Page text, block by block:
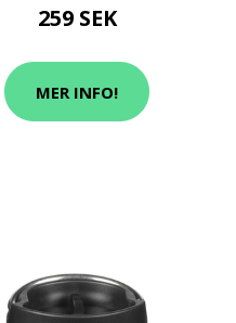
259 SEK
MER INFO!